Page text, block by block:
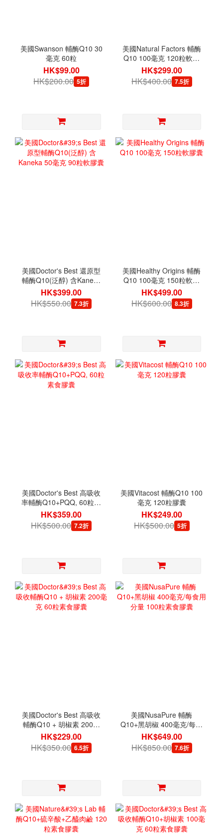
美國Swanson 輔酶Q10 30
毫克 60粒
HK$99.00
HK$200.00 5折
美國Natural Factors 輔酶
Q10 100毫克 120粒軟膠
囊
HK$299.00
HK$400.00 7.5折
美國Doctor's Best 還原型
輔酶Q10(泛醇) 含Kaneka
50毫克 90粒軟膠囊
HK$399.00
HK$550.00 7.3折
美國Healthy Origins 輔酶
Q10 100毫克 150粒軟膠
囊
HK$499.00
HK$600.00 8.3折
美國Doctor's Best 高吸收
率輔酶Q10+PQQ, 60粒素
食膠囊
HK$359.00
HK$500.00 7.2折
美國Vitacost 輔酶Q10 100
毫克 120粒膠囊
HK$249.00
HK$500.00 5折
美國Doctor's Best 高吸收
輔酶Q10 + 胡椒素 200毫
克 60粒素食膠囊
HK$229.00
HK$350.00 6.5折
美國NusaPure 輔酶
Q10+黑胡椒 400毫克/每食
用分量 100粒素食膠囊
HK$649.00
HK$850.00 7.6折